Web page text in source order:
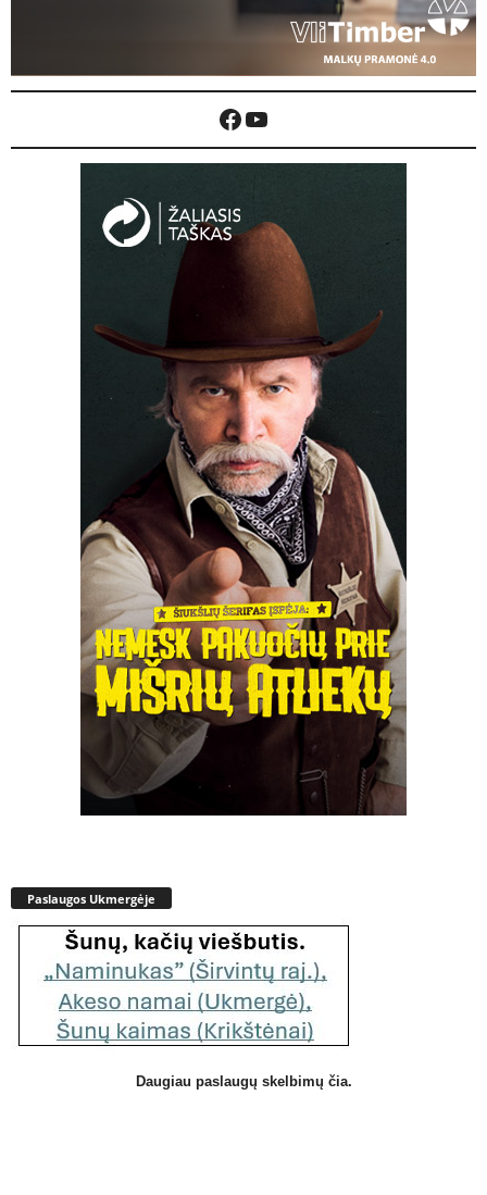
Facebook
YouTube
Paslaugos Ukmergėje
Daugiau paslaugų skelbimų čia.